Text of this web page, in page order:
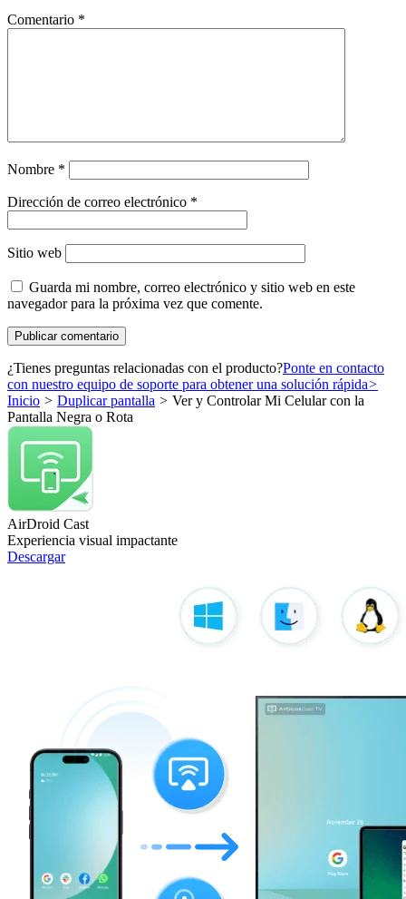
Comentario *
Nombre *
Dirección de correo electrónico *
Sitio web
Guarda mi nombre, correo electrónico y sitio web en este
navegador para la próxima vez que comente.
¿Tienes preguntas relacionadas con el producto?Ponte en contacto
con nuestro equipo de soporte para obtener una solución rápida>
Inicio > Duplicar pantalla > Ver y Controlar Mi Celular con la
Pantalla Negra o Rota
AirDroid Cast
Experiencia visual impactante
Descargar